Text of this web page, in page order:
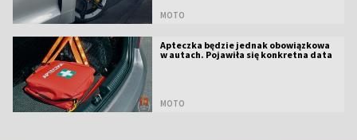
MOTO
Apteczka będzie jednak obowiązkowa
w autach. Pojawiła się konkretna data
MOTO